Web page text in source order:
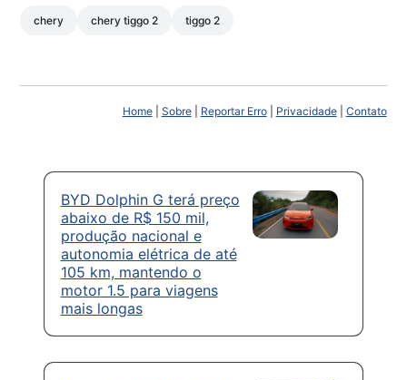
chery chery tiggo 2 tiggo 2
Home| Sobre| Reportar Erro| Privacidade| Contato
BYD Dolphin G terá preço
abaixo de R$ 150 mil,
produção nacional e
autonomia elétrica de até
105 km, mantendo o
motor 1.5 para viagens
mais longas